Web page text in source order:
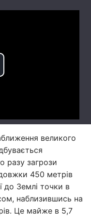
великого
разу загрози
450 метрів
до Землі точки в
наблизившись на
Це майже в 5,7